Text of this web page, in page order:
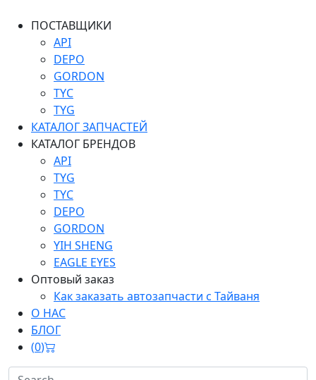
ПОСТАВЩИКИ
API
DEPO
GORDON
TYC
TYG
КАТАЛОГ ЗАПЧАСТЕЙ
КАТАЛОГ БРЕНДОВ
API
TYG
TYC
DEPO
GORDON
YIH SHENG
EAGLE EYES
Оптовый заказ
Как заказать автозапчасти с Тайваня
О НАС
БЛОГ
(0)